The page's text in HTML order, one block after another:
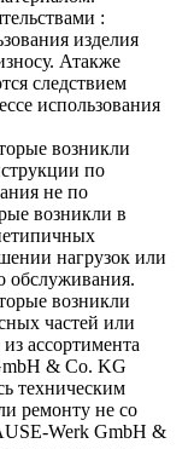
:
изделия
Атакже
следствием
использования
возникли
по
не по
возникли в
нагрузок или
обслуживания.
возникли
частей или
ассортимента
& Со. KG
техническим
ремонту не со
Werk GmbH &